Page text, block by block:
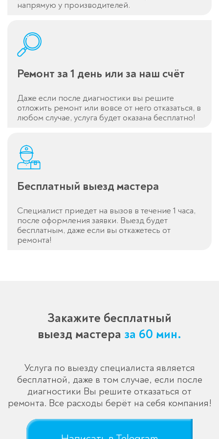
напрямую у производителей.
Ремонт за 1 день или за наш счёт
Даже если после диагностики вы решите
отложить ремонт или вовсе от него отказаться, в
любом случае, услуга будет оказана бесплатно!
Бесплатный выезд мастера
Специалист приедет на вызов в течение 1 часа,
после оформления заявки. Выезд будет
бесплатным, даже если вы откажетесь от
ремонта!
Закажите бесплатный
выезд мастера за 60 мин.
Услуга по выезду специалиста является
бесплатной, даже в том случае, если после
диагностики Вы решите отказаться от
ремонта. Все расходы берёт на себя компания!